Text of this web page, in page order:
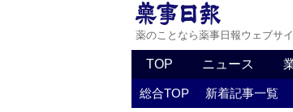
薬のことなら薬事日報ウェブサ
TOP ニュース
総合TOP 新着記事一覧